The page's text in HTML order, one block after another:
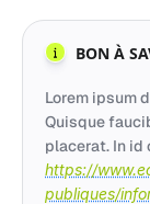
Lorem ipsum
Quisque
https://
publiques/